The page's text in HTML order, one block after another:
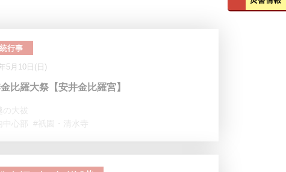
行事
5月10日(日)
比羅大祭【安井金比羅宮】
の大祓
心部
#祇園・清水寺